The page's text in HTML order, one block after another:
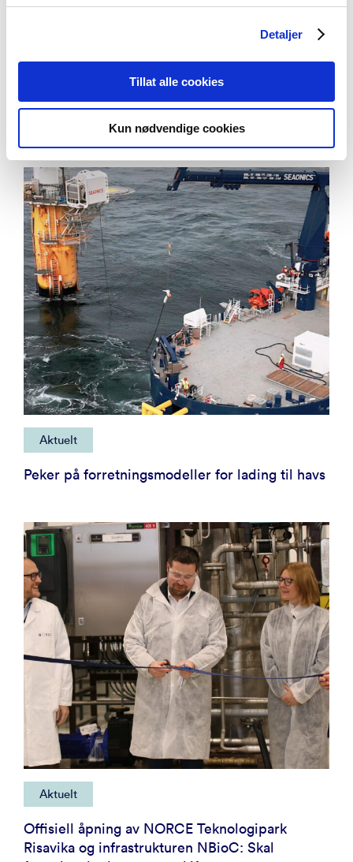
Detaljer
Tillat alle cookies
Kun nødvendige cookies
Aktuelt
Peker på forretningsmodeller for lading til havs
Aktuelt
Offisiell åpning av NORCE Teknologipark
Risavika og infrastrukturen NBioC: Skal